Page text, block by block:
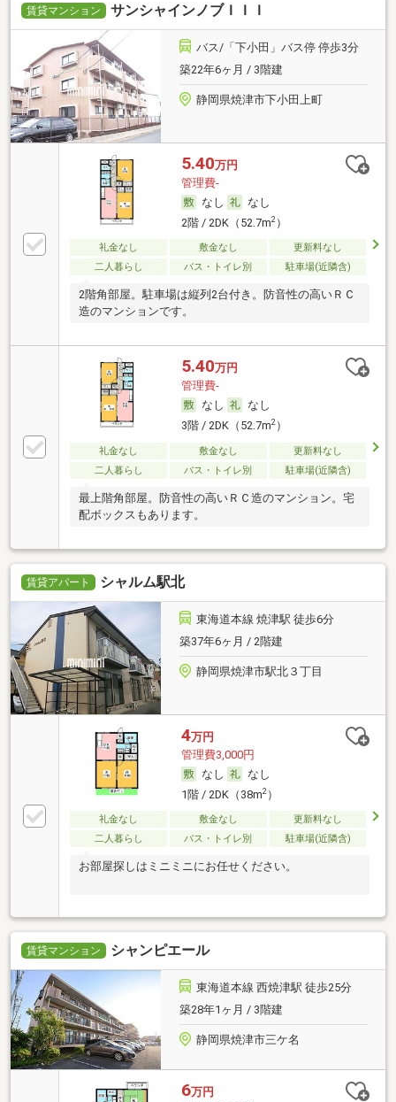
賃貸マンション サンシャインノブＩＩＩ
バス/「下小田」バス停 停歩3分
築22年6ヶ月 / 3階建
静岡県焼津市下小田上町
5.40万円
管理費-
なし
なし
2階 / 2DK（52.7m2）
礼金なし 敷金なし
更新料なし
二人暮らし
バス・トイレ別 駐車場(近隣含)
2階角部屋。駐車場は縦列2台付き。防音性の高いＲＣ
造のマンションです。
5.40万円
管理費-
なし
なし
3階 / 2DK（52.7m2）
礼金なし 敷金なし
更新料なし
二人暮らし
バス・トイレ別 駐車場(近隣含)
最上階角部屋。防音性の高いＲＣ造のマンション。宅
配ボックスもあります。
賃貸アパート シャルム駅北
東海道本線 焼津駅 徒歩6分
築37年6ヶ月 / 2階建
静岡県焼津市駅北３丁目
4万円
管理費3,000円
なし
なし
1階 / 2DK（38m2）
礼金なし 敷金なし
更新料なし
二人暮らし
バス・トイレ別 駐車場(近隣含)
お部屋探しはミニミニにお任せください。
賃貸マンション シャンピエール
東海道本線 西焼津駅 徒歩25分
築28年1ヶ月 / 3階建
静岡県焼津市三ケ名
6万円